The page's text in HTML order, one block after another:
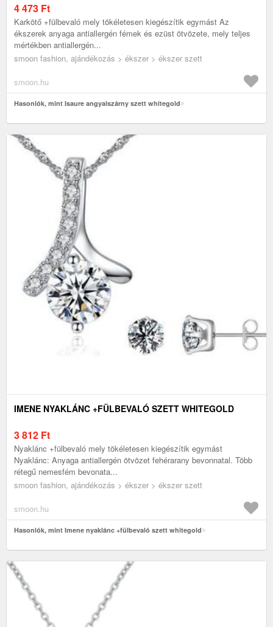
4 473 Ft
Karkötő +fülbevaló mely tökéletesen kiegészítik egymást Az
ékszerek anyaga antiallergén fémek és ezüst ötvözete, mely teljes
mértékben antiallergén...
smoon fashion, ajándékozás > ékszer > ékszer szett
smoon.hu
Hasonlók, mint Isaure angyalszárny szett whitegold
IMENE NYAKLÁNC +FÜLBEVALÓ SZETT WHITEGOLD
3 812 Ft
Nyaklánc +fülbevaló mely tökéletesen kiegészítik egymást
Nyaklánc: Anyaga antiallergén ötvözet fehérarany bevonnatal. Több
rétegű nemesfém bevonata...
smoon fashion, ajándékozás > ékszer > ékszer szett
smoon.hu
Hasonlók, mint Imene nyaklánc +fülbevaló szett whitegold